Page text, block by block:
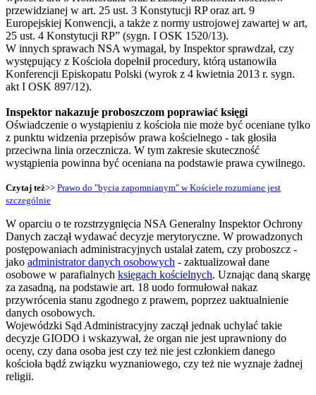
przewidzianej w art. 25 ust. 3 Konstytucji RP oraz art. 9
Europejskiej Konwencji, a także z normy ustrojowej zawartej w art,
25 ust. 4 Konstytucji RP” (sygn. I OSK 1520/13).
W innych sprawach NSA wymagał, by Inspektor sprawdzał, czy
występujący z Kościoła dopełnił procedury, którą ustanowiła
Konferencji Episkopatu Polski (wyrok z 4 kwietnia 2013 r. sygn.
akt I OSK 897/12).
Inspektor nakazuje proboszczom poprawiać księgi
Oświadczenie o wystąpieniu z kościoła nie może być oceniane tylko
z punktu widzenia przepisów prawa kościelnego - tak głosiła
przeciwna linia orzecznicza. W tym zakresie skuteczność
wystąpienia powinna być oceniana na podstawie prawa cywilnego.
Czytaj też>> Prawo do "bycia zapomnianym" w Kościele rozumiane jest
szczególnie
W oparciu o te rozstrzygnięcia NSA Generalny Inspektor Ochrony
Danych zaczął wydawać decyzje merytoryczne. W prowadzonych
postępowaniach administracyjnych ustalał zatem, czy proboszcz -
jako administrator danych osobowych - zaktualizował dane
osobowe w parafialnych księgach kościelnych. Uznając daną skargę
za zasadną, na podstawie art. 18 uodo formułował nakaz
przywrócenia stanu zgodnego z prawem, poprzez uaktualnienie
danych osobowych.
Wojewódzki Sąd Administracyjny zaczął jednak uchylać takie
decyzje GIODO i wskazywał, że organ nie jest uprawniony do
oceny, czy dana osoba jest czy też nie jest członkiem danego
kościoła bądź związku wyznaniowego, czy też nie wyznaje żadnej
religii.